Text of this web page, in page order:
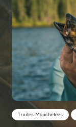
Truites Mouchetées